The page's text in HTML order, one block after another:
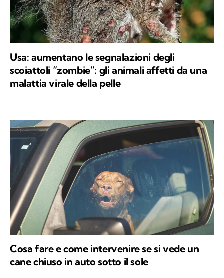
Usa: aumentano le segnalazioni degli
scoiattoli “zombie”: gli animali affetti da una
malattia virale della pelle
Cosa fare e come intervenire se si vede un
cane chiuso in auto sotto il sole